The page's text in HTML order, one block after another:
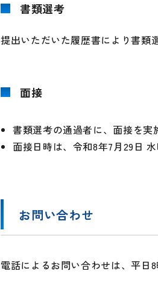
書類選考
提出いただいた履歴書により書類
面接
書類選考の通過者に、面接を実
面接日時は、令和8年7月29日
お問い合わせ
電話によるお問い合わせは、平日